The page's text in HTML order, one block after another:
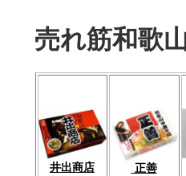
売れ筋和歌
井出商店 正善